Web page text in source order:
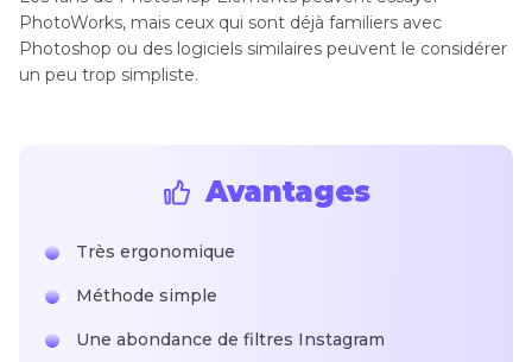
PhotoWorks, mais ceux qui sont déjà familiers avec
Photoshop ou des logiciels similaires peuvent le considérer
un peu trop simpliste.
Avantages
Très ergonomique
Méthode simple
Une abondance de filtres Instagram